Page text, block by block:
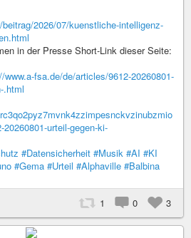
2026/07/kuenstliche-intelligenz-
in der Presse Short-Link dieser Seite:
www.a-fsa.de/de/articles/9612-20260801-
.html
urteil-gegen-ki-
#Datensicherheit #Musik #AI #KI
#Gema #Urteil #Alphaville #Balbina
1 0 3